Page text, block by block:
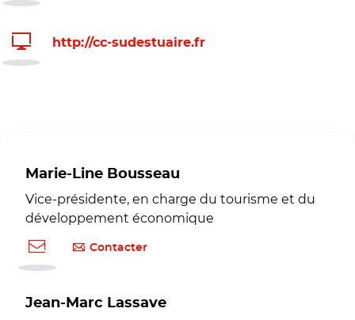
http://cc-sudestuaire.fr
Marie-Line Bousseau
Vice-présidente, en charge du tourisme et du
développement économique
Contacter
Jean-Marc Lassave